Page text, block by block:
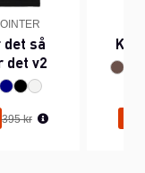
så
det v2
Ordinarie pris:
395 kr